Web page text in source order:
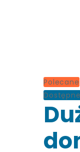
Polecane
Dostępne